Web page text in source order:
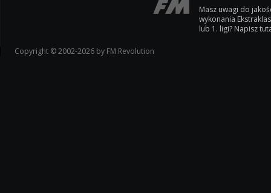
Masz uwagi do
wykonania
lub 1. ligi? Napisz
Copyright © 2002-2026 by FM Revolution